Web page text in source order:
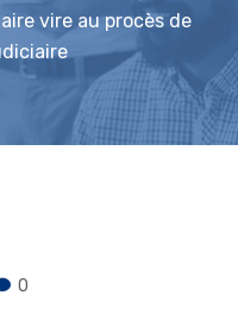
vire au procès de
0